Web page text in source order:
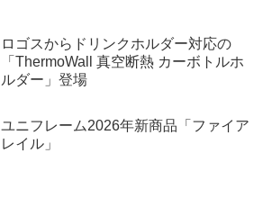
ロゴスからドリンクホルダー対応の
「ThermoWall 真空断熱 カーボトルホ
ルダー」登場
ユニフレーム2026年新商品「ファイア
レイル」